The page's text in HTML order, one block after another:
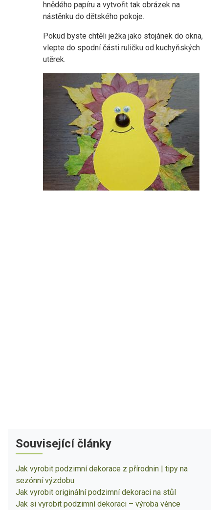
hnědého papíru a vytvořit tak obrázek na
nástěnku do dětského pokoje.
Pokud byste chtěli ježka jako stojánek do okna,
vlepte do spodní části ruličku od kuchyňských
utěrek.
Související články
Jak vyrobit podzimní dekorace z přírodnin | tipy na
sezónní výzdobu
Jak vyrobit originální podzimní dekoraci na stůl
Jak si vyrobit podzimní dekoraci – výroba věnce